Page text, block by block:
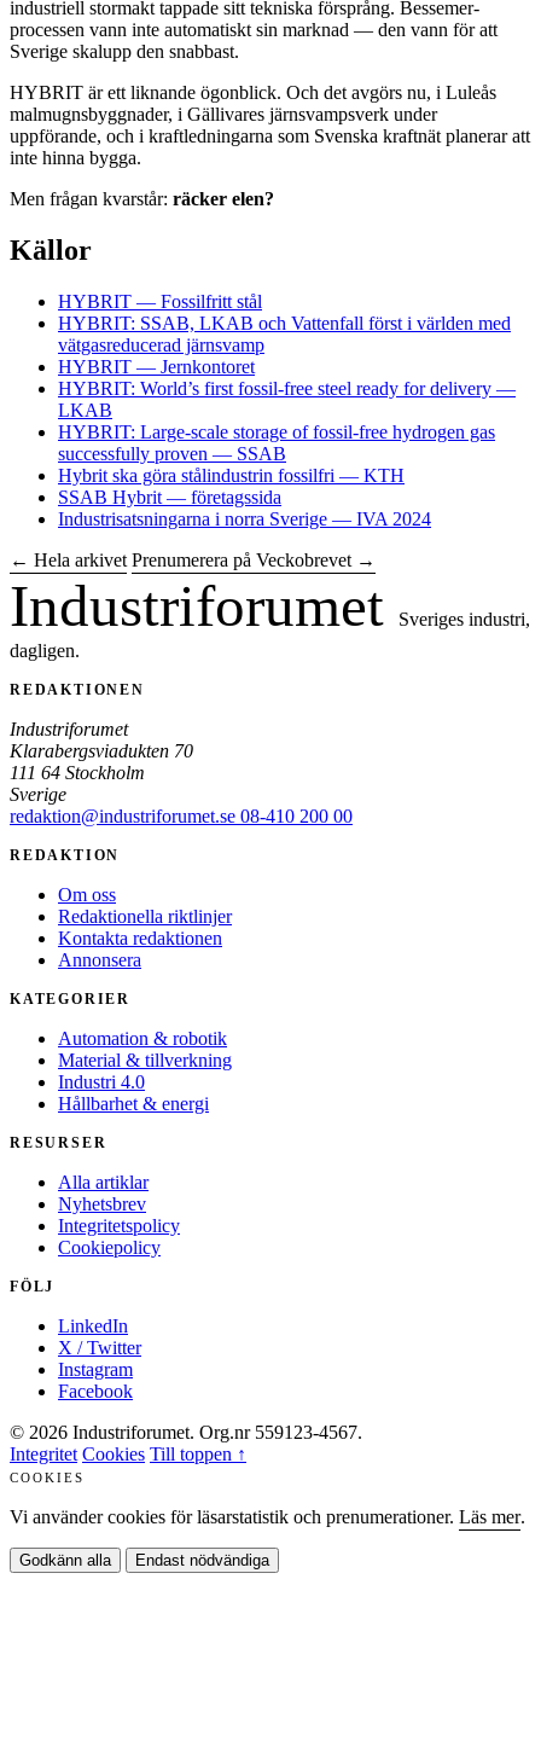
industriell stormakt tappade sitt tekniska försprång. Bessemer-
processen vann inte automatiskt sin marknad — den vann för att
Sverige skalupp den snabbast.
HYBRIT är ett liknande ögonblick. Och det avgörs nu, i Luleås
malmugnsbyggnader, i Gällivares järnsvampsverk under
uppförande, och i kraftledningarna som Svenska kraftnät planerar att
inte hinna bygga.
Men frågan kvarstår: räcker elen?
Källor
HYBRIT — Fossilfritt stål
HYBRIT: SSAB, LKAB och Vattenfall först i världen med
vätgasreducerad järnsvamp
HYBRIT — Jernkontoret
HYBRIT: World’s first fossil-free steel ready for delivery —
LKAB
HYBRIT: Large-scale storage of fossil-free hydrogen gas
successfully proven — SSAB
Hybrit ska göra stålindustrin fossilfri — KTH
SSAB Hybrit — företagssida
Industrisatsningarna i norra Sverige — IVA 2024
← Hela arkivet Prenumerera på Veckobrevet →
Industriforumet
Sveriges industri,
dagligen.
REDAKTIONEN
Industriforumet
Klarabergsviadukten 70
111 64 Stockholm
Sverige
redaktion@industriforumet.se 08-410 200 00
REDAKTION
Om oss
Redaktionella riktlinjer
Kontakta redaktionen
Annonsera
KATEGORIER
Automation & robotik
Material & tillverkning
Industri 4.0
Hållbarhet & energi
RESURSER
Alla artiklar
Nyhetsbrev
Integritetspolicy
Cookiepolicy
FÖLJ
LinkedIn
X / Twitter
Instagram
Facebook
© 2026 Industriforumet. Org.nr 559123-4567.
Integritet Cookies Till toppen ↑
COOKIES
Vi använder cookies för läsarstatistik och prenumerationer. Läs mer.
Godkänn alla Endast nödvändiga